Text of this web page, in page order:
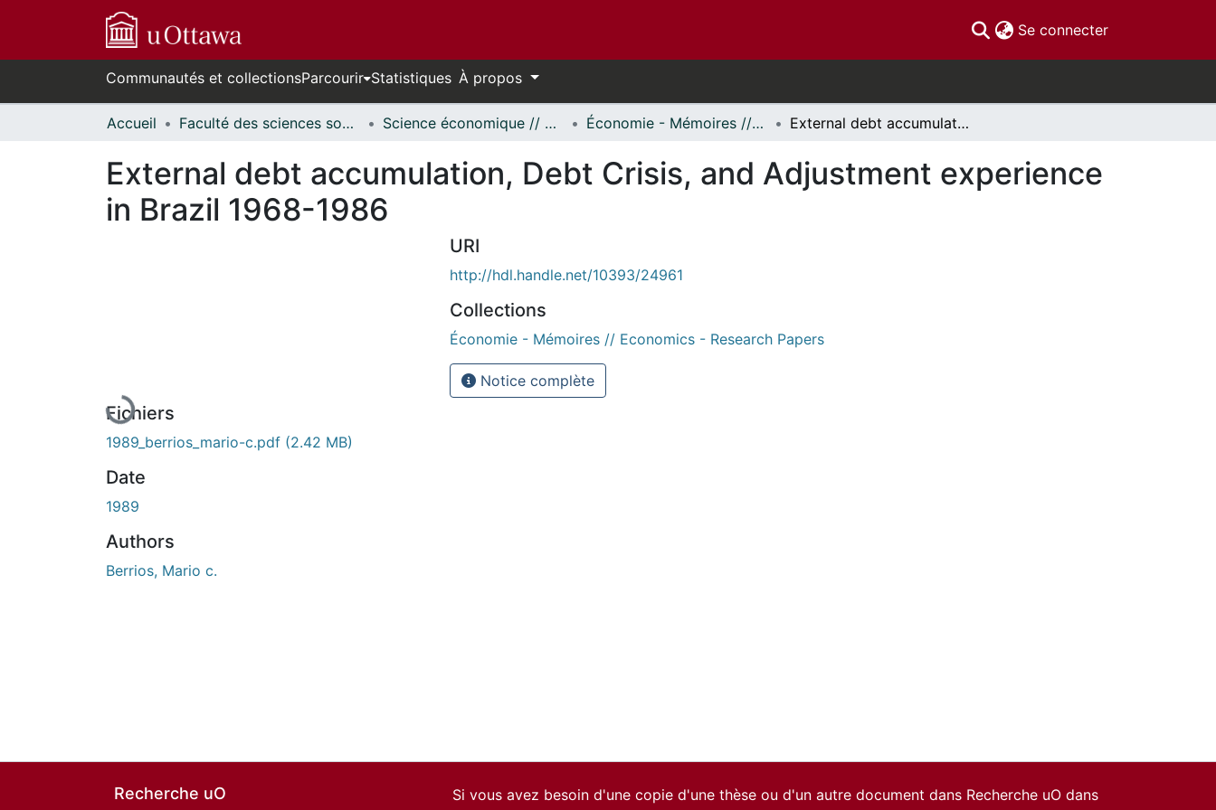
Se connecter(current)
Communautés et collectionsParcourir Statistiques À propos
Accueil Faculté des sciences sociales // Faculty of Social Sciences Science économique // Economics Économie - Mémoires // Economics - Research Papers External debt accumulation, Debt Crisis, and Adjustment experience in Brazil 1968-1986
External debt accumulation, Debt Crisis, and Adjustment experience
in Brazil 1968-1986
En cours de chargement...
Fichiers
1989_berrios_mario-c.pdf (2.42 MB)
Date
1989
Authors
Berrios, Mario c.
URI
http://hdl.handle.net/10393/24961
Collections
Économie - Mémoires // Economics - Research Papers
Notice complète
Recherche uO
Si vous avez besoin d'une copie d'une thèse ou d'un autre document dans Recherche uO dans